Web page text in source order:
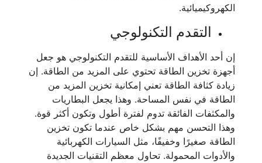
الكهروكيميائية.
التقدم التكنولوجي
إن أحد الأهداف الأساسية للتقدم التكنولوجي هو جعل
أجهزة تخزين الطاقة تحتوي على المزيد من الطاقة. إن
زيادة كثافة الطاقة تعني إمكانية تخزين المزيد من
الطاقة في نفس المساحة. وهذا يجعل البطاريات
والمكثفات الفائقة تدوم لفترة أطول وتكون أكثر قوة.
وهذا التحسن مهم بشكل خاص عندما تكون تخزين
الطاقة صغيرًا وخفيفًا، مثل السيارات الكهربائية
والأدوات المحمولة. تحاول معظم التقنيات الجديدة